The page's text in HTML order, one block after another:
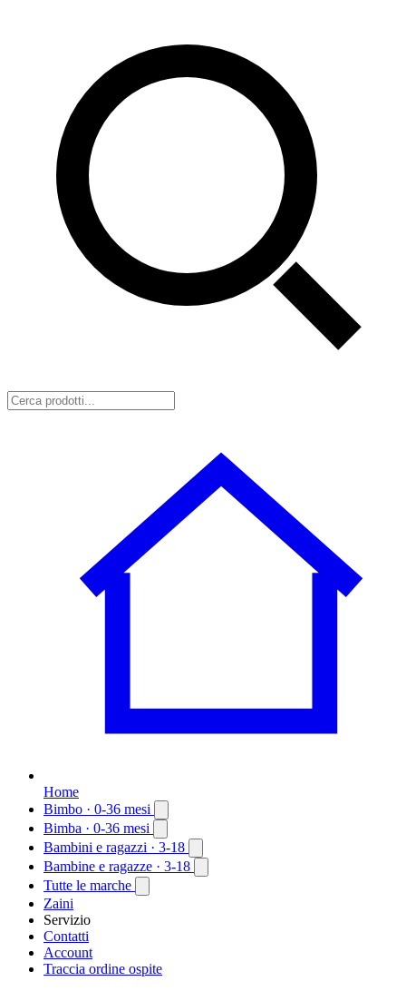
Home
Bimbo · 0-36 mesi
Bimba · 0-36 mesi
Bambini e ragazzi · 3-18
Bambine e ragazze · 3-18
Tutte le marche
Zaini
Servizio
Contatti
Account
Traccia ordine ospite